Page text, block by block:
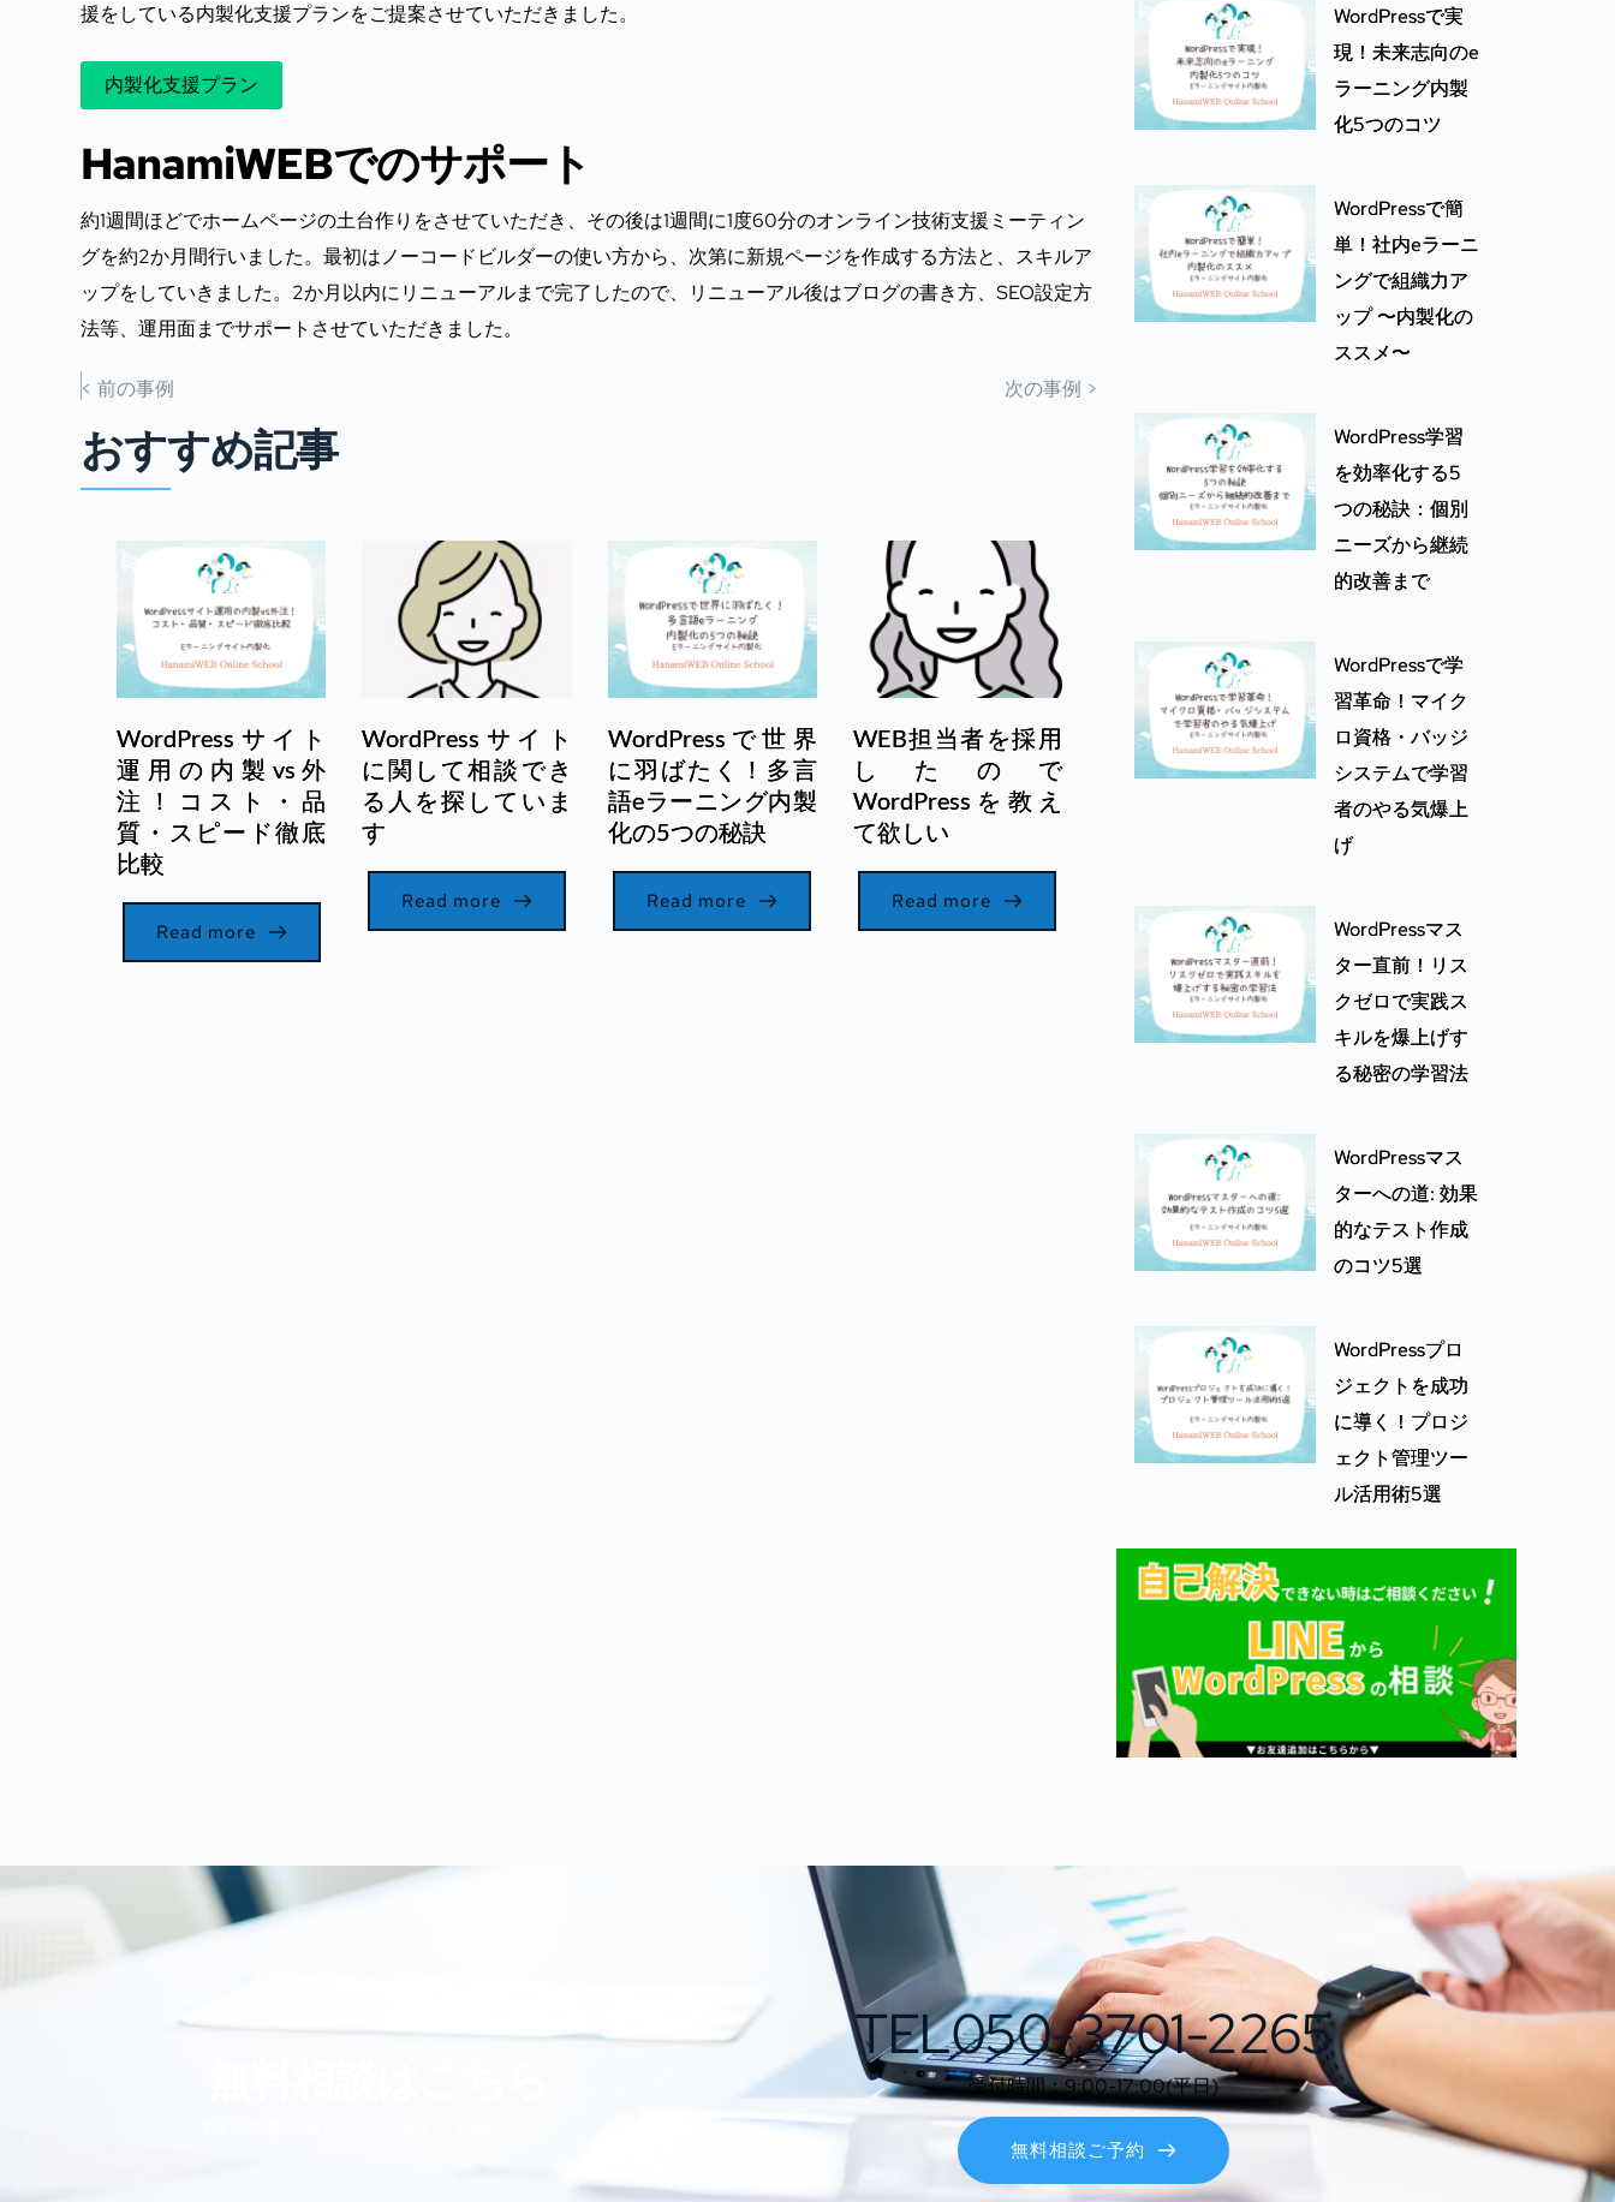
援をしている内製化支援プランをご提案させていただきました。
内製化支援プラン
HanamiWEBでのサポート
約1週間ほどでホームページの土台作りをさせていただき、その後は1週間に1度60分のオンライン技術支援ミーティン
グを約2か月間行いました。最初はノーコードビルダーの使い方から、次第に新規ページを作成する方法と、スキルア
ップをしていきました。2か月以内にリニューアルまで完了したので、リニューアル後はブログの書き方、SEO設定方
法等、運用面までサポートさせていただきました。
< 前の事例 次の事例 >
おすすめ記事
WordPressサイト
運用の内製vs外
注！コスト・品
質・スピード徹底
比較
Read more
WordPressサイト
に関して相談でき
る人を探していま
す
Read more
WordPressで世界
に羽ばたく！多言
語eラーニング内製
化の5つの秘訣
Read more
WEB担当者を採用
したので
WordPressを教え
て欲しい
Read more
WordPressで実
現！未来志向のe
ラーニング内製
化5つのコツ
WordPressで簡
単！社内eラーニ
ングで組織力ア
ップ 〜内製化の
ススメ〜
WordPress学習
を効率化する5
つの秘訣：個別
ニーズから継続
的改善まで
WordPressで学
習革命！マイク
ロ資格・バッジ
システムで学習
者のやる気爆上
げ
WordPressマス
ター直前！リス
クゼロで実践ス
キルを爆上げす
る秘密の学習法
WordPressマス
ターへの道: 効果
的なテスト作成
のコツ5選
WordPressプロ
ジェクトを成功
に導く！プロジ
ェクト管理ツー
ル活用術5選
TEL050-3701-2265
受付時間：9:00-17:00(平日)
無料相談ご予約